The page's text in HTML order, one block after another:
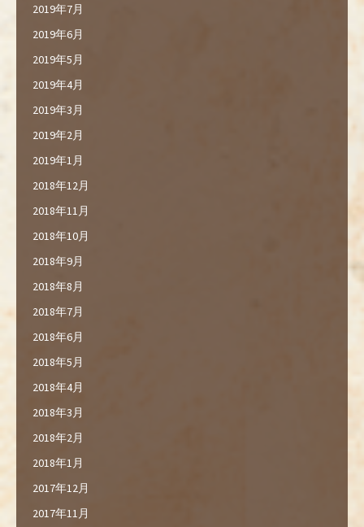
2019年7月
2019年6月
2019年5月
2019年4月
2019年3月
2019年2月
2019年1月
2018年12月
2018年11月
2018年10月
2018年9月
2018年8月
2018年7月
2018年6月
2018年5月
2018年4月
2018年3月
2018年2月
2018年1月
2017年12月
2017年11月